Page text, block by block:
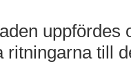
ritningarna till